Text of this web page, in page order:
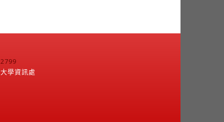
學資訊處